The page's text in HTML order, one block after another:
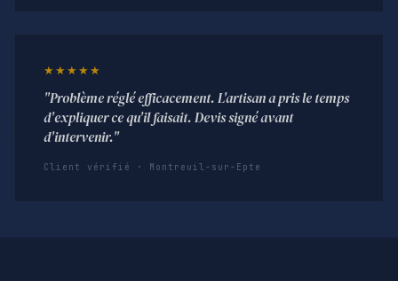
★★★★★
"Problème réglé efficacement. L'artisan a pris le temps
d'expliquer ce qu'il faisait. Devis signé avant
d'intervenir."
Client vérifié · Montreuil-sur-Epte